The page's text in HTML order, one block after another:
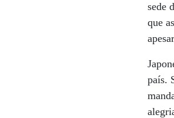
sede
que
país.